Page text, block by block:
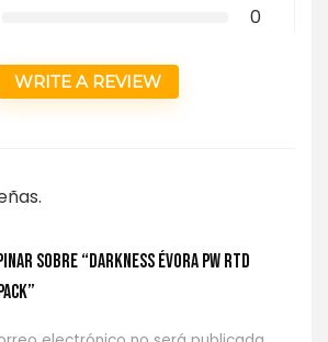
0
WRITE A REVIEW
sobre “DARKNESS Évora PW RTD